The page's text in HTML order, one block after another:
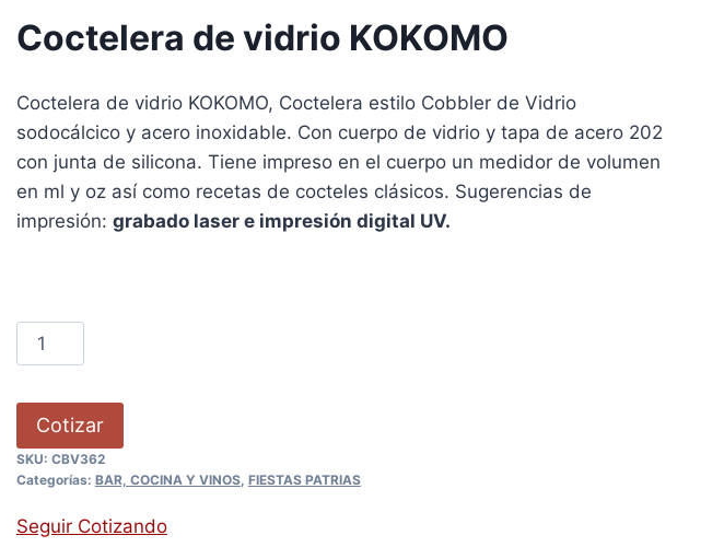
Coctelera de vidrio KOKOMO
Coctelera de vidrio KOKOMO, Coctelera estilo Cobbler de Vidrio
sodocálcico y acero inoxidable. Con cuerpo de vidrio y tapa de acero 202
con junta de silicona. Tiene impreso en el cuerpo un medidor de volumen
en ml y oz así como recetas de cocteles clásicos. Sugerencias de
impresión: grabado laser e impresión digital UV.
Cotizar
SKU: CBV362
Categorías: BAR, COCINA Y VINOS, FIESTAS PATRIAS
Seguir Cotizando